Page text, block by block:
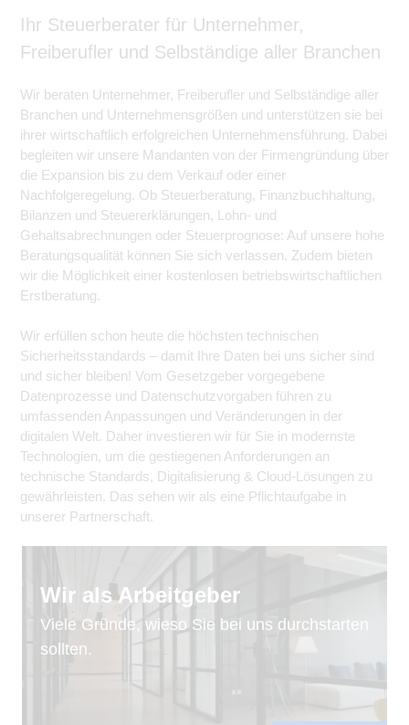
Ihr Steuerberater für Unternehmer,
Freiberufler und Selbständige aller Branchen
Wir beraten Unternehmer, Freiberufler und Selbständige aller
Branchen und Unternehmensgrößen und unterstützen sie bei
ihrer wirtschaftlich erfolgreichen Unternehmensführung. Dabei
begleiten wir unsere Mandanten von der Firmengründung über
die Expansion bis zu dem Verkauf oder einer
Nachfolgeregelung. Ob Steuerberatung, Finanzbuchhaltung,
Bilanzen und Steuererklärungen, Lohn- und
Gehaltsabrechnungen oder Steuerprognose: Auf unsere hohe
Beratungsqualität können Sie sich verlassen. Zudem bieten
wir die Möglichkeit einer kostenlosen betriebswirtschaftlichen
Erstberatung.
Wir erfüllen schon heute die höchsten technischen
Sicherheitsstandards – damit Ihre Daten bei uns sicher sind
und sicher bleiben! Vom Gesetzgeber vorgegebene
Datenprozesse und Datenschutzvorgaben führen zu
umfassenden Anpassungen und Veränderungen in der
digitalen Welt. Daher investieren wir für Sie in modernste
Technologien, um die gestiegenen Anforderungen an
technische Standards, Digitalisierung & Cloud-Lösungen zu
gewährleisten. Das sehen wir als eine Pflichtaufgabe in
unserer Partnerschaft.
Wir als Arbeitgeber
Viele Gründe, wieso Sie bei uns durchstarten
sollten.